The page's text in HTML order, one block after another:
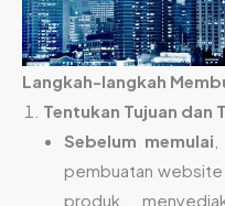
Langkah-langkah
Tentukan Tujuan dan
Sebelum memulai
pembuatan
produk,